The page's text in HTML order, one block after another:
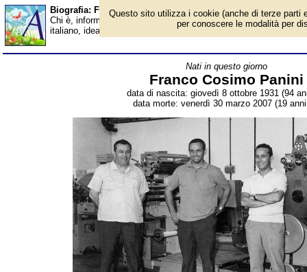
Biografia: Franco Cosimo Panini - Almanacco
Chi è, informazioni, foto, qual è la data di nascita, dove è nato,
italiano, ideatore delle figurine dei calciatori. Breve biografia.
Nati in questo giorno
Franco Cosimo Panini
data di nascita: giovedì 8 ottobre 1931 (94
data morte: venerdì 30 marzo 2007 (19
Questo sito utilizza i cookie (anche di terze parti
per conoscere le modalità per